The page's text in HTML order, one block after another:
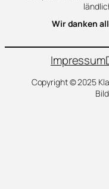
Wir danken
Impressum
Copyright © 2025